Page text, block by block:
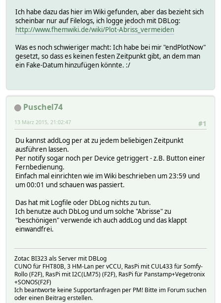
Ich habe dazu das hier im Wiki gefunden, aber das bezieht sich
scheinbar nur auf Filelogs, ich logge jedoch mit DBLog:
http://www.fhemwiki.de/wiki/Plot-Abriss_vermeiden
Was es noch schwieriger macht: Ich habe bei mir "endPlotNow"
gesetzt, so dass es keinen festen Zeitpunkt gibt, an dem man
ein Fake-Datum hinzufügen könnte. :/
Puschel74
#1
13 März 2015, 21:02:47
Du kannst addLog per at zu jedem beliebigen Zeitpunkt
ausführen lassen.
Per notify sogar noch per Device getriggert - z.B. Button einer
Fernbedienung.
Einfach mal einrichten wie im Wiki beschrieben um 23:59 und
um 00:01 und schauen was passiert.
Das hat mit Logfile oder DbLog nichts zu tun.
Ich benutze auch DbLog und um solche "Abrisse" zu
"beschönigen" verwende ich auch addLog und das klappt
einwandfrei.
Zotac BI323 als Server mit DBLog
CUNO für FHT80B, 3 HM-Lan per vCCU, RasPi mit CUL433 für Somfy-
Rollo (F2F), RasPi mit I2C(LM75) (F2F), RasPi für Panstamp+Vegetronix
+SONOS(F2F)
Ich beantworte keine Supportanfragen per PM! Bitte im Forum suchen
oder einen Beitrag erstellen.